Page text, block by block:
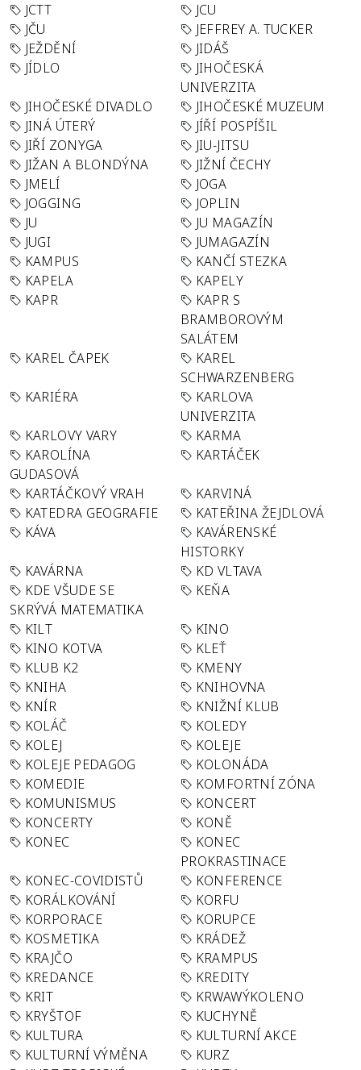
JCTT
JCU
JČU
JEFFREY A. TUCKER
JEŽDĚNÍ
JIDÁŠ
JÍDLO
JIHOČESKÁ
UNIVERZITA
JIHOČESKÉ DIVADLO
JIHOČESKÉ MUZEUM
JINÁ ÚTERÝ
JÍŘÍ POSPÍŠIL
JIŘÍ ZONYGA
JIU-JITSU
JIŽAN A BLONDÝNA
JIŽNÍ ČECHY
JMELÍ
JOGA
JOGGING
JOPLIN
JU
JU MAGAZÍN
JUGI
JUMAGAZÍN
KAMPUS
KANČÍ STEZKA
KAPELA
KAPELY
KAPR
KAPR S
BRAMBOROVÝM
SALÁTEM
KAREL ČAPEK
KAREL
SCHWARZENBERG
KARIÉRA
KARLOVA
UNIVERZITA
KARLOVY VARY
KARMA
KAROLÍNA
GUDASOVÁ
KARTÁČEK
KARTÁČKOVÝ VRAH
KARVINÁ
KATEDRA GEOGRAFIE
KATEŘINA ŽEJDLOVÁ
KÁVA
KAVÁRENSKÉ
HISTORKY
KAVÁRNA
KD VLTAVA
KDE VŠUDE SE
SKRÝVÁ MATEMATIKA
KEŇA
KILT
KINO
KINO KOTVA
KLEŤ
KLUB K2
KMENY
KNIHA
KNIHOVNA
KNÍR
KNIŽNÍ KLUB
KOLÁČ
KOLEDY
KOLEJ
KOLEJE
KOLEJE PEDAGOG
KOLONÁDA
KOMEDIE
KOMFORTNÍ ZÓNA
KOMUNISMUS
KONCERT
KONCERTY
KONĚ
KONEC
KONEC
PROKRASTINACE
KONEC-COVIDISTŮ
KONFERENCE
KORÁLKOVÁNÍ
KORFU
KORPORACE
KORUPCE
KOSMETIKA
KRÁDEŽ
KRAJČO
KRAMPUS
KREDANCE
KREDITY
KRIT
KRWAWÝKOLENO
KRYŠTOF
KUCHYNĚ
KULTURA
KULTURNÍ AKCE
KULTURNÍ VÝMĚNA
KURZ